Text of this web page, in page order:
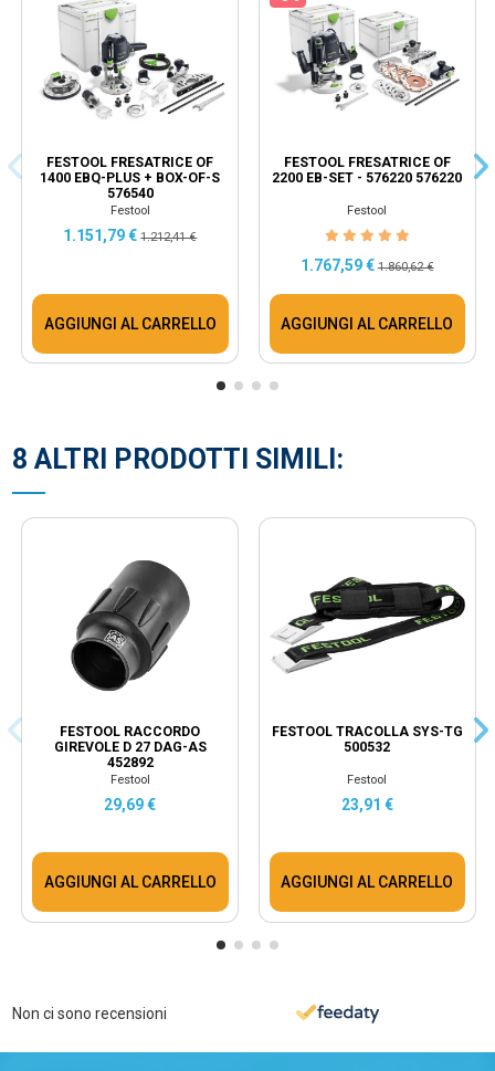
FESTOOL FRESATRICE OF
1400 EBQ-PLUS + BOX-OF-S
576540
Festool
1.151,79 €1.212,41 €
AGGIUNGI AL CARRELLO
FESTOOL FRESATRICE OF
2200 EB-SET - 576220 576220
Festool
1.767,59 €1.860,62 €
AGGIUNGI AL CARRELLO
8 ALTRI PRODOTTI SIMILI:
FESTOOL RACCORDO
GIREVOLE D 27 DAG-AS
452892
Festool
29,69 €
AGGIUNGI AL CARRELLO
FESTOOL TRACOLLA SYS-TG
500532
Festool
23,91 €
AGGIUNGI AL CARRELLO
Non ci sono recensioni